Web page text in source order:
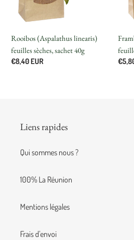
40g
Rooibos (Aspalathus linearis)
feuilles sèches, sachet 40g
Prix
€8,40 EUR
20g
Prix
Liens rapides
Qui sommes nous ?
100% La Réunion
Mentions légales
Frais d'envoi